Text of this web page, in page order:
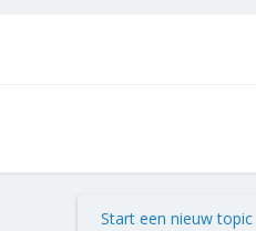
Start een nieuw topic